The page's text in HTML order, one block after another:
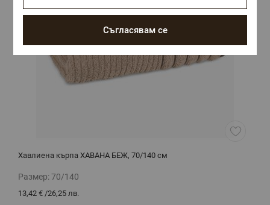
Хавлиена кърпа ХАВАНА БЕЖ, 70/140 см
Размер:70/140
13,42 € /26,25 лв.
Съгласявам се